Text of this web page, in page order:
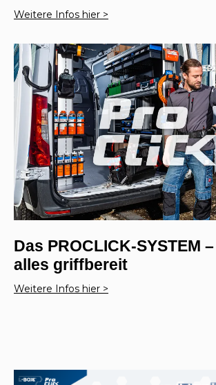
Weitere Infos hier >
Das PROCLICK-SYSTEM
alles griffbereit
Weitere Infos hier >